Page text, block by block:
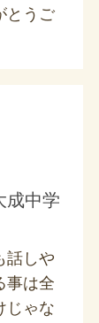
とうご
成中学
話しや
事は全
じゃな